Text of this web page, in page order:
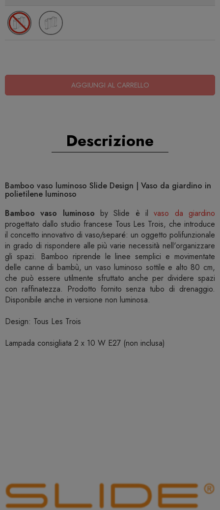
AGGIUNGI AL CARRELLO
Descrizione
Bamboo vaso luminoso Slide Design | Vaso da giardino in
polietilene luminoso
Bamboo vaso luminoso by Slide è ilvaso da giardino
progettato dallo studio francese Tous Les Trois, che introduce
il concetto innovativo di vaso/separé: un oggetto polifunzionale
in grado di rispondere alle più varie necessità nell'organizzare
gli spazi. Bamboo riprende le linee semplici e movimentate
delle canne di bambù, un vaso luminoso sottile e alto 80 cm,
che può essere utilmente sfruttato anche per dividere spazi
con raffinatezza. Prodotto fornito senza tubo di drenaggio.
Disponibile anche in versione non luminosa.
Design: Tous Les Trois
Lampada consigliata 2 x 10 W E27 (non inclusa)